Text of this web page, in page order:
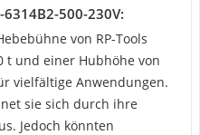
6314B2-500-230V:
von RP-Tools
t und einer Hubhöhe von
vielfältige Anwendungen.
sie sich durch ihre
Jedoch könnten